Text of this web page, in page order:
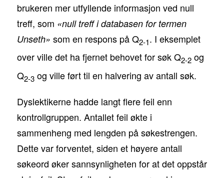
brukeren mer utfyllende informasjon ved null
treff, som «null treff i databasen for termen
Unseth» som en respons på Q2-1. I eksemplet
over ville det ha fjernet behovet for søk Q2-2og
Q2-3og ville ført til en halvering av antall søk.
Dyslektikerne hadde langt flere feil enn
kontrollgruppen. Antallet feil økte i
sammenheng med lengden på søkestrengen.
Dette var forventet, siden et høyere antall
søkeord øker sannsynligheten for at det oppstår